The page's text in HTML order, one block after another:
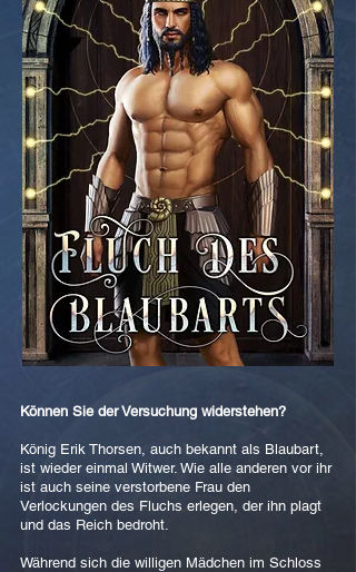
Können Sie der Versuchung widerstehen?
König Erik Thorsen, auch bekannt als Blaubart,
ist wieder einmal Witwer. Wie alle anderen vor ihr
ist auch seine verstorbene Frau den
Verlockungen des Fluchs erlegen, der ihn plagt
und das Reich bedroht.
Während sich die willigen Mädchen im Schloss